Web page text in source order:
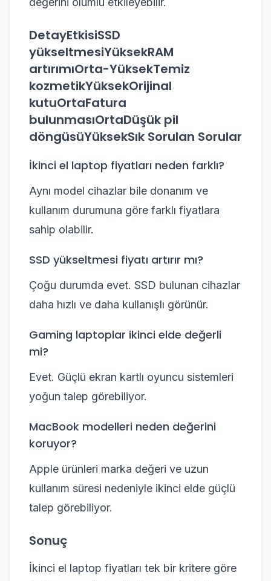
DetayEtkisiSSD
yükseltmesiYüksekRAM
artırımıOrta-YüksekTemiz
kozmetikYüksekOrijinal
kutuOrtaFatura
bulunmasıOrtaDüşük pil
döngüsüYüksekSık Sorulan Sorular
İkinci el laptop fiyatları neden farklı?
Aynı model cihazlar bile donanım ve
kullanım durumuna göre farklı fiyatlara
sahip olabilir.
SSD yükseltmesi fiyatı artırır mı?
Çoğu durumda evet. SSD bulunan cihazlar
daha hızlı ve daha kullanışlı görünür.
Gaming laptoplar ikinci elde değerli
mi?
Evet. Güçlü ekran kartlı oyuncu sistemleri
yoğun talep görebiliyor.
MacBook modelleri neden değerini
koruyor?
Apple ürünleri marka değeri ve uzun
kullanım süresi nedeniyle ikinci elde güçlü
talep görebiliyor.
Sonuç
İkinci el laptop fiyatları tek bir kritere göre